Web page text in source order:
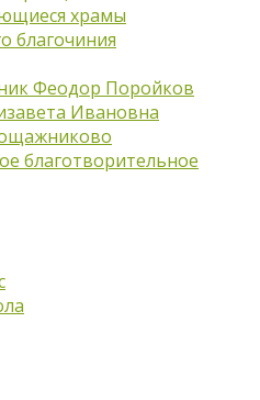
храмы
благочиния
Феодор Поройков
Ивановна
благотворительное